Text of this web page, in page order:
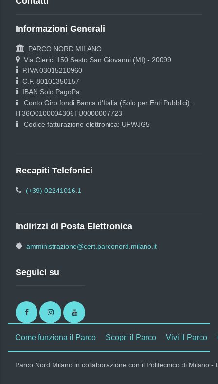
Informazioni Generali
PARCO NORD MILANO
Via Clerici 150 Sesto San Giovanni (MI) - 20099
P.IVA 03015210960
C.F. 80101350157
IBAN Solo PagoPa
Conto Giro fondi Banca d'Italia (Solo per Enti Pubblici):
IT36O0100004306TU0000007723
Codice fatturazione elettronica: UFWJG5
Recapiti Telefonici
(+39) 02241016.1
Indirizzi di Posta Elettronica
amministrazione@cert.parconord.milano.it
Seguici su
FacebookInstagramYoutube
Come funziona il Parco Scopri il Parco Vivi il Parco
Parco Nord Milano in collaborazione con il Politecnico di Milano